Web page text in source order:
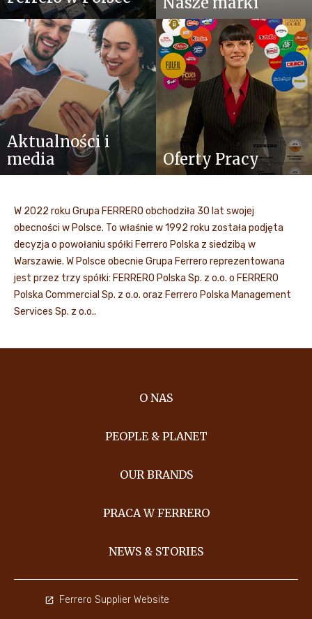
Aktualności i
media
Oferty Pracy
W 2022 roku Grupa FERRERO obchodziła 30 lat swojej
obecności w Polsce. To właśnie w 1992 roku została podjęta
decyzja o powołaniu spółki Ferrero Polska z siedzibą w
Warszawie. W Polsce obecnie Grupa Ferrero reprezentowana
jest przez trzy spółki: FERRERO Polska Sp. z o.o. o FERRERO
Polska Commercial Sp. z o.o. oraz Ferrero Polska Management
Services Sp. z o.o..
O NAS
PEOPLE & PLANET
OUR BRANDS
PRACA W FERRERO
NEWS & STORIES
Ferrero Supplier Website